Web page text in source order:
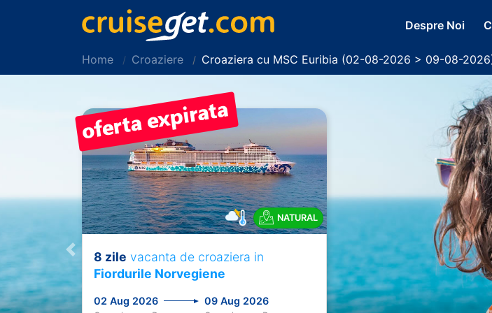
Despre Noi
Home Croaziere Croaziera cu MSC Euribia (02-08-2026 > 09-08-
Previous
NATURAL
8 zile vacanta de croaziera in
Fiordurile Norvegiene
02 Aug 2026 09 Aug 2026